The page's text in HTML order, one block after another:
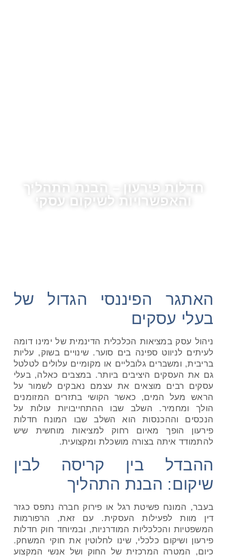
חדלות פירעון – הבנת התהליך
והאפשרויות לשיקום עסקי
האתגר הפיננסי הגדול של
בעלי עסקים
ניהול עסק במציאות הכלכלית הדינמית של ימינו דומה
לעיתים לניווט ספינה בים סוער. שינויים בשוק, עליות
בריבית, ומשברים גלובליים או מקומיים עלולים לטלטל
גם את העסקים היציבים ביותר. במצבים כאלה, בעלי
עסקים רבים מוצאים את עצמם נאבקים לשמור על
הראש מעל המים, כאשר הקושי בתזרים המזומנים
הולך ומחמיר. השלב שבו ההתחייבויות עולות על
הנכסים וההכנסות הוא השלב שבו המונח חדלות
פירעון הופך מאיום רחוק למציאות מוחשית שיש
להתמודד איתה בצורה מושכלת ומקצועית.
ההבדל בין קריסה לבין
שיקום: הבנת התהליך
בעבר, המונח פשיטת רגל או פירוק חברה נתפס כגזר
דין מוות לפעילות העסקית. עם זאת, הרפורמות
המשפטיות והכלכליות המודרניות, ובמיוחד חוק חדלות
פירעון ושיקום כלכלי, שינו לחלוטין את חוקי המשחק.
כיום, המטרה המרכזית של החוק ושל אנשי המקצוע